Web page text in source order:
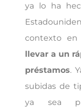
ya lo ha
contexto
llevar a un
préstamos.
subidas de
ya sea